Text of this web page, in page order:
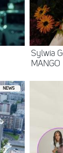
Sylwia
MANGO
NEWS